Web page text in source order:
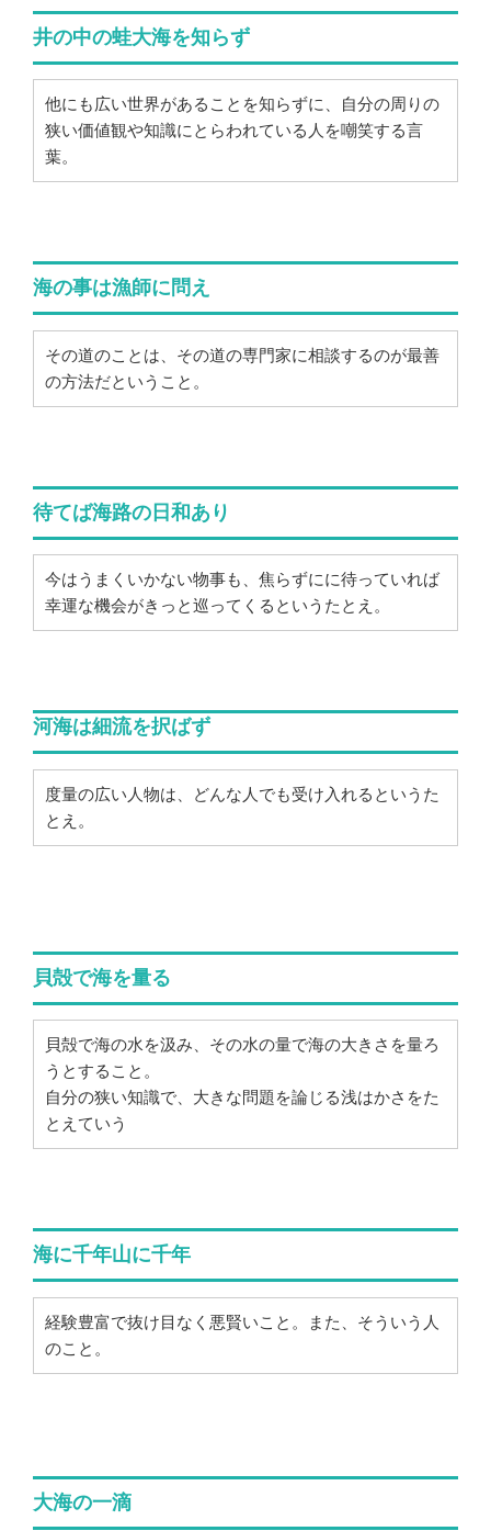
井の中の蛙大海を知らず
他にも広い世界があることを知らずに、自分の周りの
狭い価値観や知識にとらわれている人を嘲笑する言
葉。
海の事は漁師に問え
その道のことは、その道の専門家に相談するのが最善
の方法だということ。
待てば海路の日和あり
今はうまくいかない物事も、焦らずにに待っていれば
幸運な機会がきっと巡ってくるというたとえ。
河海は細流を択ばず
度量の広い人物は、どんな人でも受け入れるというた
とえ。
貝殻で海を量る
貝殻で海の水を汲み、その水の量で海の大きさを量ろ
うとすること。
自分の狭い知識で、大きな問題を論じる浅はかさをた
とえていう
海に千年山に千年
経験豊富で抜け目なく悪賢いこと。また、そういう人
のこと。
大海の一滴